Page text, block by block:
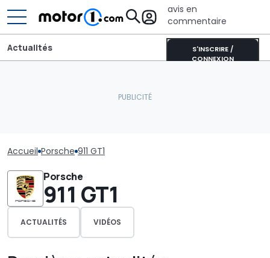
avis en
commentaire
S'INSCRIRE /
CONNEXION
Actualités
Accueil Porsche 911 GT1
Porsche
911 GT1
ACTUALITÉS VIDÉOS